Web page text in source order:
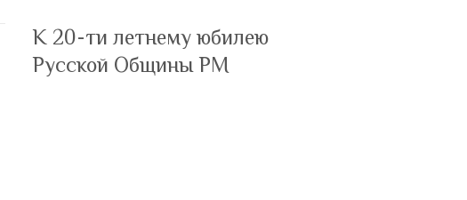
К 20-ти летнему юбилею
Русской Общины РМ